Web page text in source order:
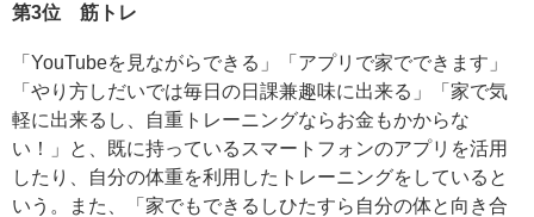
第3位 筋トレ
「YouTubeを見ながらできる」「アプリで家でできます」
「やり方しだいでは毎日の日課兼趣味に出来る」「家で気
軽に出来るし、自重トレーニングならお金もかからな
い！」と、既に持っているスマートフォンのアプリを活用
したり、自分の体重を利用したトレーニングをしていると
いう。また、「家でもできるしひたすら自分の体と向き合